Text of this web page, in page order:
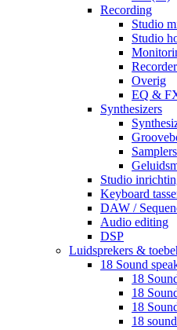
Recording
Studio
Studio
Overig
EQ &
Synthesizers
Samplers
Studio
Keyboard
DAW /
Audio editing
DSP
Luidsprekers &
18 Sound
18
18
18
18